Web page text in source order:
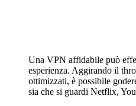
Una VPN affidabile può
esperienza. Aggirando il
ottimizzati, è possibile
sia che si guardi Netflix,